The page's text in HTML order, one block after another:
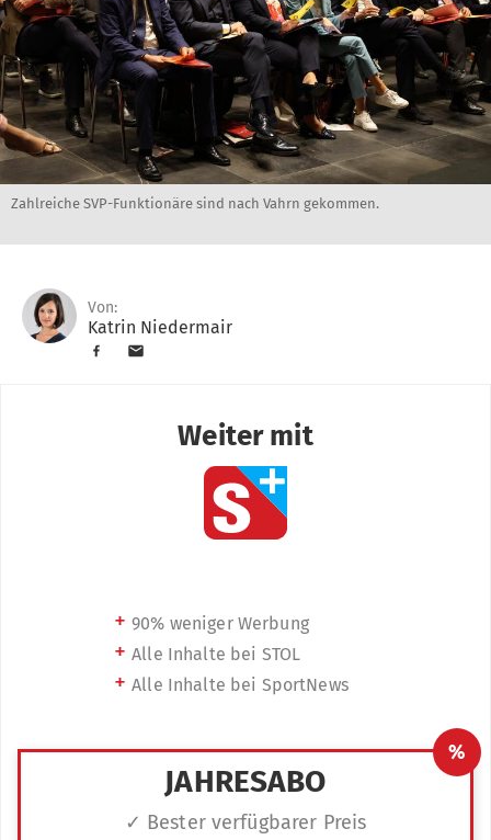
Zahlreiche SVP-Funktionäre sind nach Vahrn gekommen.
Von:
Katrin Niedermair